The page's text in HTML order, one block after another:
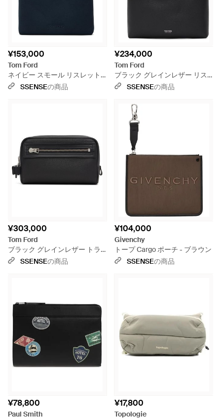
¥153,000
Tom Ford
ネイビー スモール リスレット
ポーチ - ブルー
SSENSEの商品
¥234,000
Tom Ford
ブラック グレインレザー リス
レット ポーチ
SSENSEの商品
¥303,000
Tom Ford
ブラック グレインレザー トラ
ベルポーチ
SSENSEの商品
¥104,000
Givenchy
トープ Cargo ポーチ - ブラウン
SSENSEの商品
¥78,800
Paul Smith
¥17,800
Topologie